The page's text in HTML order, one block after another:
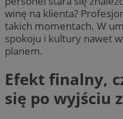
winę na klienta?
takich momentach. W
spokoju i kultury nawet
planem.
Efekt finalny,
się po wyjściu